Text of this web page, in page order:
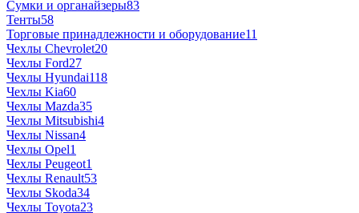
Сумки и органайзеры83
Тенты58
Торговые принадлежности и оборудование11
Чехлы Chevrolet20
Чехлы Ford27
Чехлы Hyundai118
Чехлы Kia60
Чехлы Mazda35
Чехлы Mitsubishi4
Чехлы Nissan4
Чехлы Opel1
Чехлы Peugeot1
Чехлы Renault53
Чехлы Skoda34
Чехлы Toyota23